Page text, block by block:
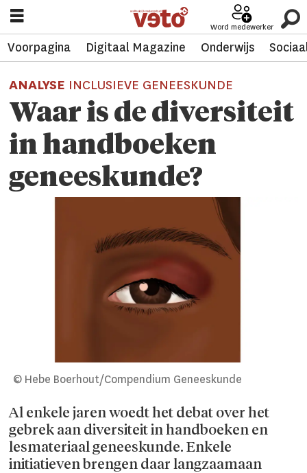
Word medewerker
Voorpagina Digitaal Magazine Onderwijs
ANALYSE INCLUSIEVE GENEESKUNDE
Waar is de diversiteit
in handboeken
geneeskunde?
© Hebe Boerhout/Compendium Geneeskunde
Al enkele jaren woedt het debat over het
gebrek aan diversiteit in handboeken en
lesmateriaal geneeskunde. Enkele
initiatieven brengen daar langzaamaan